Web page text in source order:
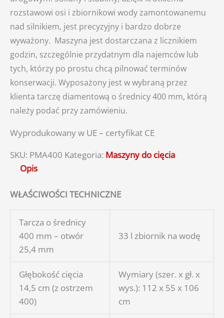
rozstawowi osi i zbiornikowi wody zamontowanemu
nad silnikiem, jest precyzyjny i bardzo dobrze
wyważony. Maszyna jest dostarczana z licznikiem
godzin, szczególnie przydatnym dla najemców lub
tych, którzy po prostu chcą pilnować terminów
konserwacji. Wyposażony jest w wybraną przez
klienta tarczę diamentową o średnicy 400 mm, którą
należy podać przy zamówieniu.
Wyprodukowany w UE – certyfikat CE
SKU: PMA400 Kategoria: Maszyny do cięcia
Opis
WŁAŚCIWOŚCI TECHNICZNE
Tarcza o średnicy
400 mm – otwór
25,4 mm
33 l zbiornik na wodę
Głębokość cięcia
14,5 cm (z ostrzem
400)
Wymiary (szer. x gł. x
wys.): 112 x 55 x 106
cm